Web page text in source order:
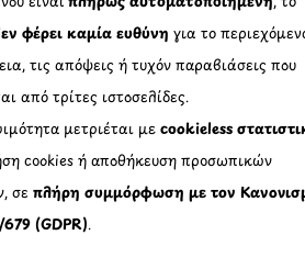
φέρει καμία ευθύνη για το
τις απόψεις ή τυχόν παραβιάσεις που
από τρίτες ιστοσελίδες.
μετριέται μεcookieless
cookies ή αποθήκευση προσωπικών
σεπλήρη συμμόρφωση με τον
(GDPR).